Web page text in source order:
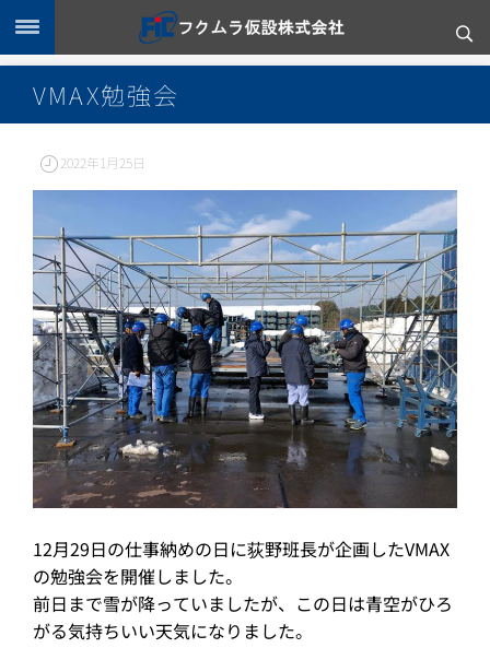
VMAX勉強会
2022年1月25日
12月29日の仕事納めの日に荻野班長が企画したVMAX
の勉強会を開催しました。
前日まで雪が降っていましたが、この日は青空がひろ
がる気持ちいい天気になりました。